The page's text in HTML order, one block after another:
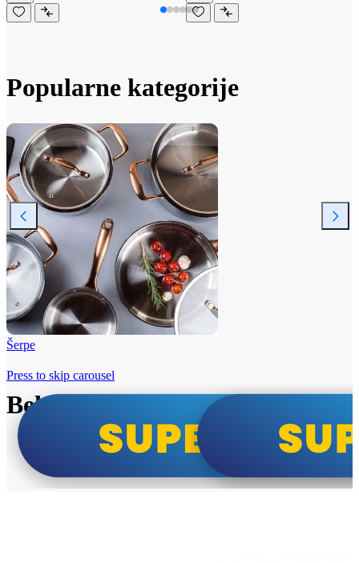
Popularne kategorije
Šerpe
Beko i Tesla super cene
Press to skip carousel